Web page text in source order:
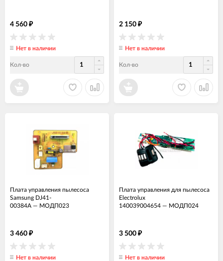
4 560 ₽
Нет в наличии
Кол-во
2 150 ₽
Нет в наличии
Кол-во
Плата управления пылесоса
Samsung DJ41-
00384A — МОДП023
3 460 ₽
Нет в наличии
Плата управления для пылесоса
Electrolux
140039004654 — МОДП024
3 500 ₽
Нет в наличии